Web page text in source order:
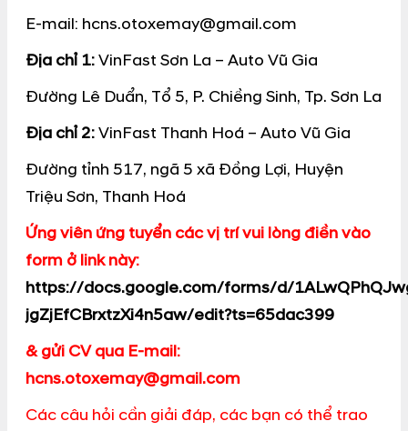
E-mail: hcns.otoxemay@gmail.com
Địa chỉ 1:VinFast Sơn La – Auto Vũ Gia
Đường Lê Duẩn, Tổ 5, P. Chiềng Sinh, Tp. Sơn La
Địa chỉ 2:VinFast Thanh Hoá – Auto Vũ Gia
Đường tỉnh 517, ngã 5 xã Đồng Lợi, Huyện
Triệu Sơn, Thanh Hoá
Ứng viên ứng tuyển các vị trí vui lòng điền vào
form ở link này:
https://docs.google.com/forms/d/
jgZjEfCBrxtzXi4n5aw/edit?ts=65dac399
& gửi CV qua E-mail:
hcns.otoxemay@gmail.com
Các câu hỏi cần giải đáp, các bạn có thể trao